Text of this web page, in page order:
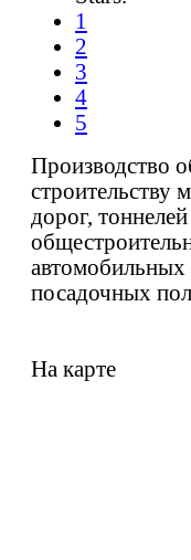
1
2
3
4
5
Производство
строительству
дорог,
автомобильных
посадочных
На карте